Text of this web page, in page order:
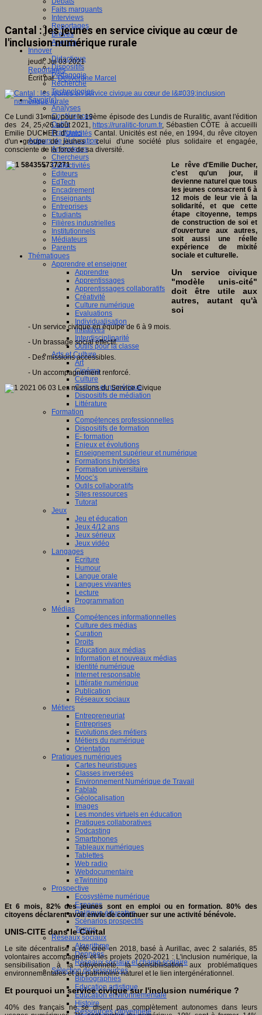
Faits marquants
Interviews
Reportages
Brèves
Agenda
Innover
Didactique
Dispositifs
Pédagogie
Recherche
Technologies
Savoir(s)
Analyses
Conférences
Outils
Pratiques
Acteurs de l'éducation
Animateurs
Chercheurs
Collectivités
Editeurs
EdTech
Encadrement
Enseignants
Entreprises
Etudiants
Filières industrielles
Institutionnels
Médiateurs
Parents
Thématiques
Apprendre et enseigner
Apprendre
Apprentissages
Apprentissages collaboratifs
Créativité
Culture numérique
Evaluations
Individualisation
Initiatives
Interdisciplinarité
Outils pour la classe
Arts et Culture
Art
Cinéma
Culture
Culture et numérique
Dispositifs de médiation
Littérature
Formation
Compétences professionnelles
Dispositifs de formation
E- formation
Enjeux et évolutions
Enseignement supérieur et numérique
Formations hybrides
Formation universitaire
Mooc’s
Outils collaboratifs
Sites ressources
Tutorat
Jeux
Jeu et éducation
Jeux 4/12 ans
Jeux sérieux
Jeux vidéo
Langages
Ecriture
Humour
Langue orale
Langues vivantes
Lecture
Programmation
Médias
Compétences informationnelles
Culture des médias
Curation
Droits
Education aux médias
Information et nouveaux médias
Identité numérique
Internet responsable
Littératie numérique
Publication
Réseaux sociaux
Métiers
Entrepreneuriat
Entreprises
Evolutions des métiers
Métiers du numérique
Orientation
Pratiques numériques
Cartes heuristiques
Classes inversées
Environnement Numérique de Travail
Fablab
Géolocalisation
Images
Les mondes virtuels en éducation
Pratiques collaboratives
Podcasting
Smartphones
Tableaux numériques
Tablettes
Web radio
Webdocumentaire
eTwinning
Prospective
Ecosystème numérique
Espaces
Politique éducative
Scénarios prospectifs
Temps
Réseaux sociaux
Algorithme
Données
Réseaux sociaux et champ scolaire
Sélection de ressources
Bibliographies
Education artistique
Education environnementale
Histoire
Ressources citoyenneté
Cantal : les jeunes en service civique au cœur de
l'inclusion numérique rurale
jeudi, Jui 03 2021
Reportages
Écrit parDesvergne Marcel
Ce Lundi 31 mai, pour le 19ème épisode des Lundis de Ruralitic, avant l'édition
des 24, 25, 26 août 2021,https://ruralitic-forum.fr, Sébastien CÔTE à accueilli
Emilie DUCHER d'UnicitésCantal. Unicités est née, en 1994, du rêve citoyen
d'un groupe de jeunes : celui d'une société plus solidaire et engagée,
consciente de la force de sa diversité.
Le rêve d'Emilie Ducher,
c'est qu'un jour, il
devienne naturel que tous
les jeunes consacrent 6 à
12 mois de leur vie à la
solidarité, et que cette
étape citoyenne, temps
de construction de soi et
d'ouverture aux autres,
soit aussi une réelle
expérience de mixité
sociale et culturelle.
Un service civique
"modèle unis-cité"
doit être utile aux
autres, autant qu'à
soi
- Un service civique en équipe de 6 à 9 mois.
- Un brassage social effectif.
- Des missions accessibles.
- Un accompagnement renforcé.
Et 6 mois, 82% des jeunes sont en emploi ou en formation. 80% des
citoyens déclarent avoir envie de continuer sur une activité bénévole.
UNIS-CITE dans le Cantal
Le site décentralisé a été crée en 2018, basé à Aurillac, avec 2 salariés, 85
volontaires accompagnés et les projets 2020-2021 : L'inclusion numérique, la
sensibilisation à la citoyenneté, la sensibilisation aux problématiques
environnementales et au patrimoine naturel et le lien intergénérationnel.
Et pourquoi un service civique sur l'inclusion numérique ?
40% des français ne se disent pas complètement autonomes dans leurs